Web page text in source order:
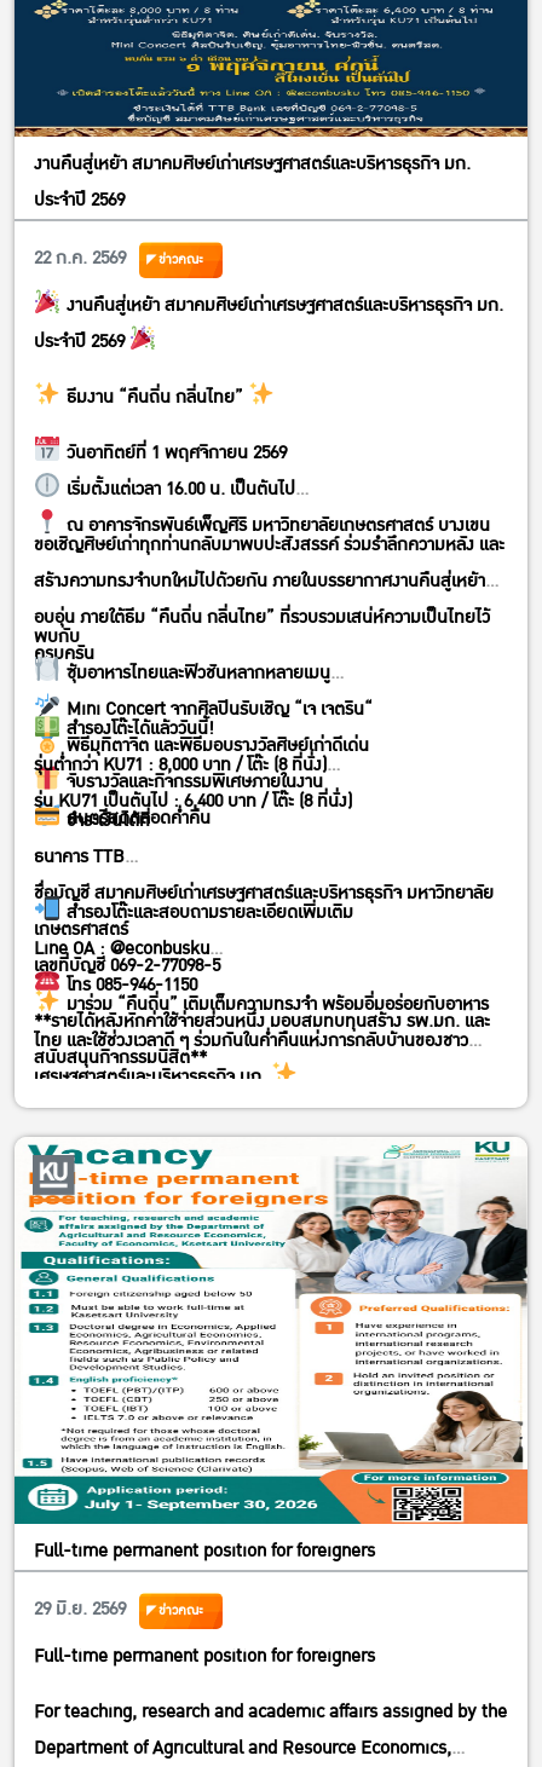
งานคืนสู่เหย้า สมาคมศิษย์เก่าเศรษฐศาสตร์และบริหารธุรกิจ มก.
ประจำปี 2569
22 ก.ค. 2569
ข่าวคณะ
งานคืนสู่เหย้า สมาคมศิษย์เก่าเศรษฐศาสตร์และบริหารธุรกิจ มก.
ประจำปี 2569
ธีมงาน “คืนถิ่น กลิ่นไทย”
วันอาทิตย์ที่ 1 พฤศจิกายน 2569
เริ่มตั้งแต่เวลา 16.00 น. เป็นต้นไป
ณ อาคารจักรพันธ์เพ็ญศิริ มหาวิทยาลัยเกษตรศาสตร์ บางเขน
ขอเชิญศิษย์เก่าทุกท่านกลับมาพบปะสังสรรค์ ร่วมรำลึกความหลัง และ
สร้างความทรงจำบทใหม่ไปด้วยกัน ภายในบรรยากาศงานคืนสู่เหย้าสุด
อบอุ่น ภายใต้ธีม “คืนถิ่น กลิ่นไทย” ที่รวบรวมเสน่ห์ความเป็นไทยไว้
ครบครัน
พบกับ
ซุ้มอาหารไทยและฟิวชันหลากหลายเมนู
Mini Concert จากศิลปินรับเชิญ “เจ เจตริน“
พิธีมุทิตาจิต และพิธีมอบรางวัลศิษย์เก่าดีเด่น
จับรางวัลและกิจกรรมพิเศษภายในงาน
ดนตรีสดตลอดค่ำคืน
สำรองโต๊ะได้แล้ววันนี้!
รุ่นต่ำกว่า KU71 : 8,000 บาท / โต๊ะ (8 ที่นั่ง)
รุ่น KU71 เป็นต้นไป : 6,400 บาท / โต๊ะ (8 ที่นั่ง)
ชำระเงินได้ที่
ธนาคาร TTB
ชื่อบัญชี สมาคมศิษย์เก่าเศรษฐศาสตร์และบริหารธุรกิจ มหาวิทยาลัย
เกษตรศาสตร์
เลขที่บัญชี 069-2-77098-5
สำรองโต๊ะและสอบถามรายละเอียดเพิ่มเติม
Line OA : @econbusku
โทร 085-946-1150
**รายได้หลังหักค่าใช้จ่ายส่วนหนึ่ง มอบสมทบทุนสร้าง รพ.มก. และ
สนับสนุนกิจกรรมนิสิต**
มาร่วม “คืนถิ่น” เติมเต็มความทรงจำ พร้อมอิ่มอร่อยกับอาหาร
ไทย และใช้ช่วงเวลาดี ๆ ร่วมกันในค่ำคืนแห่งการกลับบ้านของชาว
เศรษฐศาสตร์และบริหารธุรกิจ มก.
Full-time permanent position for foreigners
29 มิ.ย. 2569
ข่าวคณะ
Full-time permanent position for foreigners
For teaching, research and academic affairs assigned by the
Department of Agricultural and Resource Economics,